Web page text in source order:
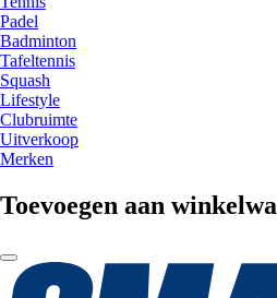
Padel
Badminton
Tafeltennis
Squash
Lifestyle
Clubruimte
Uitverkoop
Merken
Toevoegen aan